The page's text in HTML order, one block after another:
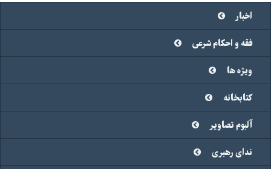
اخبار
فقه و احکام شرعی
ویژه ها
کتابخانه
آلبوم تصاویر
ندای رهبری